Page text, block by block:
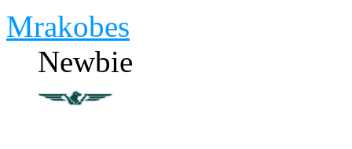
Mrakobes
Newbie